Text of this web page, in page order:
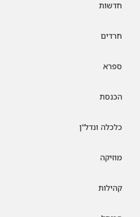
חדשות
חרדים
ספרא
הכנסת
כלכלה ונדל"ן
מוזיקה
קהילות